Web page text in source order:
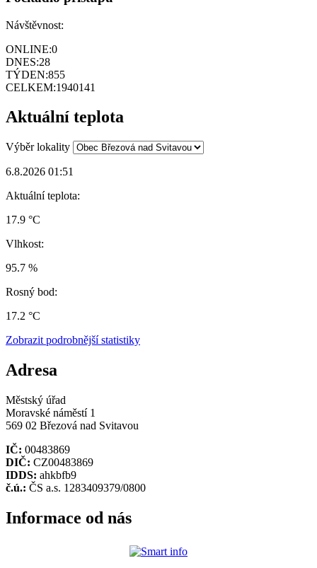
Návštěvnost:
ONLINE:0
DNES:28
TÝDEN:855
CELKEM:1940141
Aktuální teplota
Výběr lokality
6.8.2026 01:51
Aktuální teplota:
17.9 °C
Vlhkost:
95.7 %
Rosný bod:
17.2 °C
Zobrazit podrobnější statistiky
Adresa
Městský úřad
Moravské náměstí 1
569 02 Březová nad Svitavou
IČ: 00483869
DIČ: CZ00483869
IDDS: ahkbfb9
č.ú.: ČS a.s. 1283409379/0800
Informace od nás